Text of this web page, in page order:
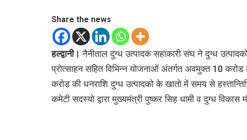
Share the news
हल्द्वानी।नैनीताल दुग्ध उत्पादक सहाकारी संघ ने दुग्ध
प्रोत्साहन सहित विभिन्न योजनाओं अंतर्गत अवमुक्त 10 करोड
करोड की धनराशि दुग्ध उत्पादको के खातो में समय से
कमेटी सदस्यो द्वारा मुख्यमंत्री पुष्कर सिह धामी व दुग्ध